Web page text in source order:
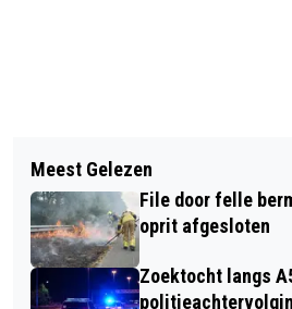
OPENING STADSPARK
30 MEI
TROPISCHE HITTE,
VANWEGE
Meest Gelezen
File door felle
oprit afgesloten
Zoektocht langs